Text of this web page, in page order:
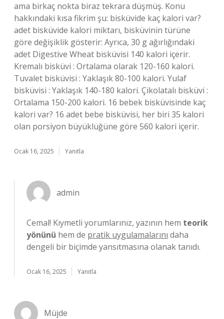
ama birkaç nokta biraz tekrara düşmüş. Konu
hakkındaki kısa fikrim şu: bisküvide kaç kalori var?
adet bisküvide kalori miktarı, bisküvinin türüne
göre değişiklik gösterir: Ayrıca, 30 g ağırlığındaki
adet Digestive Wheat bisküvisi 140 kalori içerir.
Kremalı bisküvi : Ortalama olarak 120-160 kalori.
Tuvalet bisküvisi : Yaklaşık 80-100 kalori. Yulaf
bisküvisi : Yaklaşık 140-180 kalori. Çikolatalı bisküvi :
Ortalama 150-200 kalori. 16 bebek bisküvisinde kaç
kalori var? 16 adet bebe bisküvisi, her biri 35 kalori
olan porsiyon büyüklüğüne göre 560 kalori içerir.
Ocak 16, 2025 Yanıtla
admin
Cemal! Kıymetli yorumlarınız, yazının hem teorik
yönünü hem de pratik uygulamalarını daha
dengeli bir biçimde yansıtmasına olanak tanıdı.
Ocak 16, 2025 Yanıtla
Müjde